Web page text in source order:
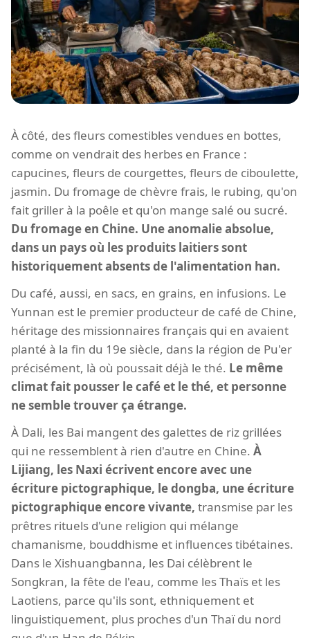
À côté, des fleurs comestibles vendues en bottes,
comme on vendrait des herbes en France :
capucines, fleurs de courgettes, fleurs de ciboulette,
jasmin. Du fromage de chèvre frais, le rubing, qu'on
fait griller à la poêle et qu'on mange salé ou sucré.
Du fromage en Chine. Une anomalie absolue,
dans un pays où les produits laitiers sont
historiquement absents de l'alimentation han.
Du café, aussi, en sacs, en grains, en infusions. Le
Yunnan est le premier producteur de café de Chine,
héritage des missionnaires français qui en avaient
planté à la fin du 19e siècle, dans la région de Pu'er
précisément, là où poussait déjà le thé. Le même
climat fait pousser le café et le thé, et personne
ne semble trouver ça étrange.
À Dali, les Bai mangent des galettes de riz grillées
qui ne ressemblent à rien d'autre en Chine. À
Lijiang, les Naxi écrivent encore avec une
écriture pictographique, le dongba, une écriture
pictographique encore vivante, transmise par les
prêtres rituels d'une religion qui mélange
chamanisme, bouddhisme et influences tibétaines.
Dans le Xishuangbanna, les Dai célèbrent le
Songkran, la fête de l'eau, comme les Thaïs et les
Laotiens, parce qu'ils sont, ethniquement et
linguistiquement, plus proches d'un Thaï du nord